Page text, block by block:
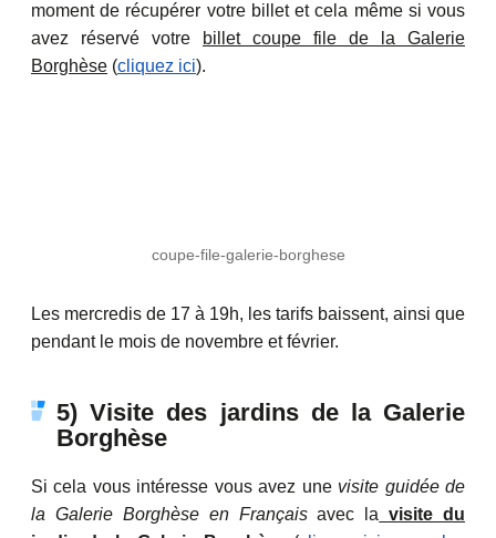
moment de récupérer votre billet et cela même si vous
avez réservé votre
billet coupe file de la Galerie
Borghèse (cliquez ici).
coupe-file-galerie-borghese
Les mercredis de 17 à 19h, les tarifs baissent, ainsi que
pendant le mois de novembre et février.
5) Visite des jardins de la Galerie
Borghèse
Si cela vous intéresse vous avez une visite guidée de
la Galerie Borghèse en Françaisavec la visite du